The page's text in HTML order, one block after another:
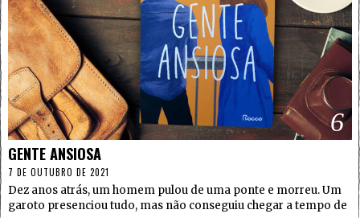
6
GENTE ANSIOSA
7 DE OUTUBRO DE 2021
Dez anos atrás, um homem pulou de uma ponte e morreu. Um
garoto presenciou tudo, mas não conseguiu chegar a tempo de